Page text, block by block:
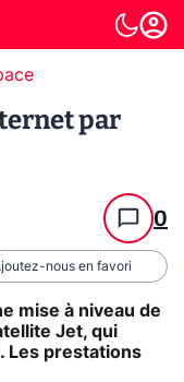
par
0
nous en favori
mise à niveau de
Jet, qui
Les prestations